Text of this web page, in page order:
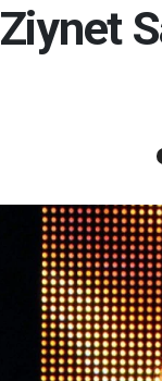
Ziynet